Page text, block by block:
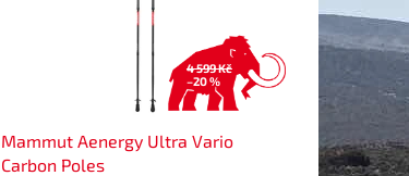
4 599 Kč
–20 %
Mammut Aenergy Ultra Vario
Carbon Poles